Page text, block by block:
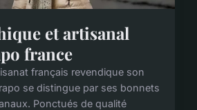
et artisanal
france
français revendique son
se distingue par ses bonnets
Ponctués de qualité